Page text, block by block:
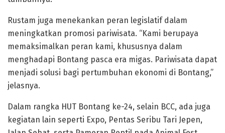
Rustam juga menekankan peran legislatif dalam
meningkatkan promosi pariwisata. “Kami berupaya
memaksimalkan peran kami, khususnya dalam
menghadapi Bontang pasca era migas. Pariwisata dapat
menjadi solusi bagi pertumbuhan ekonomi di Bontang,”
jelasnya.
Dalam rangka HUT Bontang ke-24, selain BCC, ada juga
kegiatan lain seperti Expo, Pentas Seribu Tari Jepen,